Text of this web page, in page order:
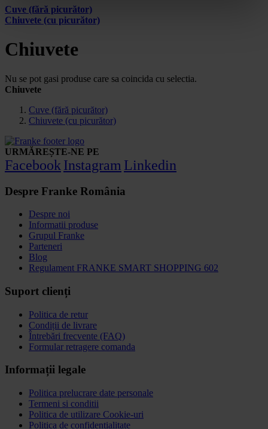
Cuve (fără picurător)
Chiuvete (cu picurător)
Chiuvete
Nu se pot gasi produse care sa coincida cu selectia.
Chiuvete
Cuve (fără picurător)
Chiuvete (cu picurător)
URMĂREȘTE-NE PE
Facebook Instagram Linkedin
Despre Franke România
Despre noi
Informatii produse
Grupul Franke
Parteneri
Blog
Regulament FRANKE SMART SHOPPING 602
Suport clienți
Politica de retur
Condiții de livrare
Întrebări frecvente (FAQ)
Formular retragere comanda
Informații legale
Politica prelucrare date personale
Termeni si conditii
Politica de utilizare Cookie-uri
Politica de confidențialitate